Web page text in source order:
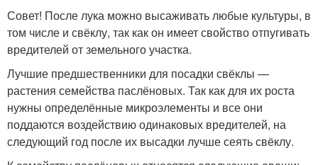
Совет! После лука можно высаживать любые культуры, в
том числе и свёклу, так как он имеет свойство отпугивать
вредителей от земельного участка.
Лучшие предшественники для посадки свёклы —
растения семейства паслёновых. Так как для их роста
нужны определённые микроэлементы и все они
поддаются воздействию одинаковых вредителей, на
следующий год после их высадки лучше сеять свёклу.